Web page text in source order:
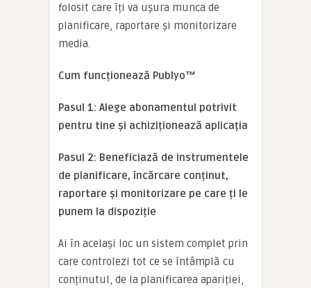
folosit care îți va ușura munca de
planificare, raportare și monitorizare
media.
Cum funcționează Publyo™
Pasul 1: Alege abonamentul potrivit
pentru tine și achiziționează aplicația
Pasul 2: Beneficiază de instrumentele
de planificare, încărcare conținut,
raportare și monitorizare pe care ți le
punem la dispoziție
Ai în același loc un sistem complet prin
care controlezi tot ce se întâmplă cu
conținutul, de la planificarea apariției,